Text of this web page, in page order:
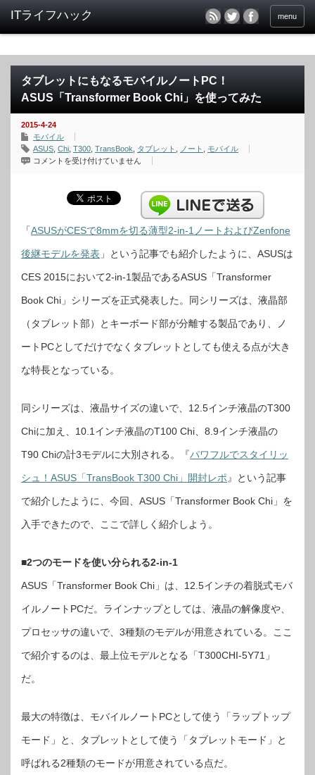
menu
タブレットにもなるモバイルノートPC！
ASUS「Transformer Book Chi」を使ってみた
2015-4-24
モバイル
ASUS Chi T300 TransBook タブレット ノート
モバイル
タ
る
モ
イ
ル
ー
PC！
ASUS「Transformer
Chi」
を
っ
て
た
コメントを受け付けていません
「ASUSがCESで8mmを切る薄型2-in-1ノートおよびZenfone
後継モデルを発表 」という記事でも紹介したように、ASUSは
CES 2015において2-in-1製品であるASUS「Transformer
Book Chi」シリーズを正式発表した。同シリーズは、液晶部
（タブレット部）とキーボード部が分離する製品であり、ノ
ートPCとしてだけでなくタブレットとしても使える点が大き
な特長となっている。
同シリーズは、液晶サイズの違いで、12.5インチ液晶のT300
Chiに加え、10.1インチ液晶のT100 Chi、8.9インチ液晶の
T90 Chiの計3モデルに大別される。『パワフルでスタイリッ
シュ！ASUS「TransBook T300 Chi」開封レポ 』という記事
で紹介したように、今回、ASUS「Transformer Book Chi」を
入手できたので、ここで詳しく紹介しよう。
■2つのモードを使い分られる2-in-1
ASUS「Transformer Book Chi」は、12.5インチの着脱式モバ
イルノートPCだ。ラインナップとしては、液晶の解像度や、
プロセッサの違いで、3種類のモデルが用意されている。ここ
で紹介するのは、最上位モデルとなる「T300CHI-5Y71」
だ。
最大の特徴は、モバイルノートPCとして使う「ラップトップ
モード」と、タブレットとして使う「タブレットモード」と
呼ばれる2種類のモードが用意されている点だ。